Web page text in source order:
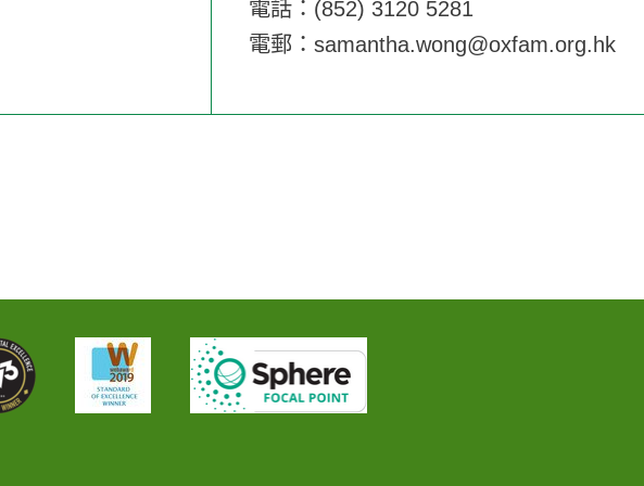
電話：(852) 3120 5281
電郵： samantha.wong@oxfam.org.hk